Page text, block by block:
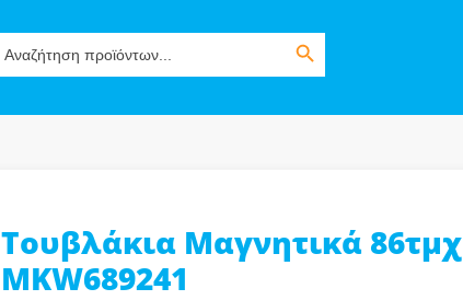
for:
Search Button
Τουβλάκια Μαγνητικά 86τμχ
MKW689241